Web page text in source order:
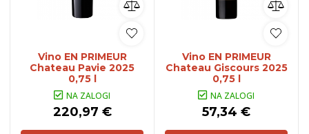
Vino EN PRIMEUR
Chateau Pavie 2025
0,75 l
NA ZALOGI
220,97 €
Vino EN PRIMEUR
Chateau Giscours 2025
0,75 l
NA ZALOGI
57,34 €